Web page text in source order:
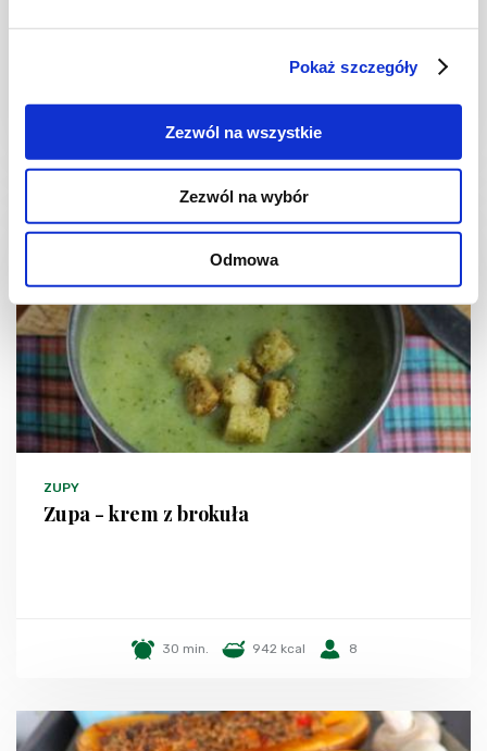
Pokaż szczegóły
Zezwól na wszystkie
Zezwól na wybór
Odmowa
szpinaku
279 kcal
ZUPY
Zupa - krem z brokuła
30 min. 942 kcal 8